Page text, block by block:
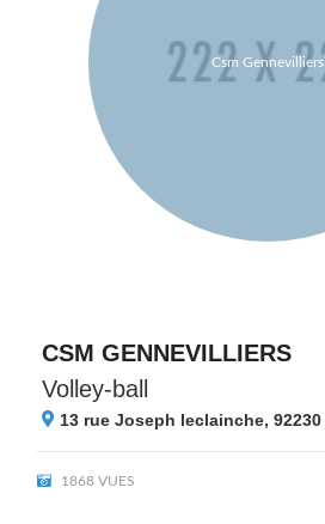
Csm Gennevilliers
CSM GENNEVILLIERS
Volley-ball
13 rue Joseph leclainche, 92230
1868 VUES